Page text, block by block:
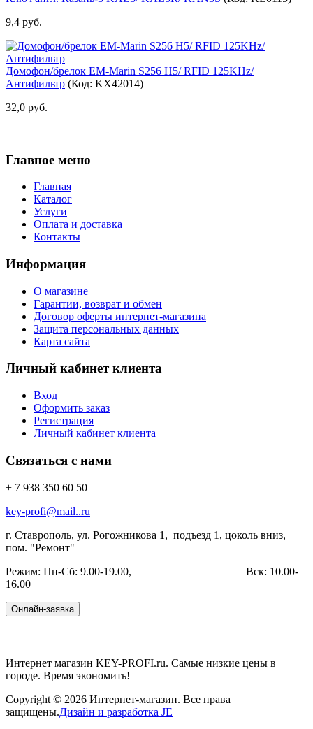
9,4 руб.
Домофон/брелок EM-Marin S256 H5/ RFID 125KHz/
Антифильтр (Код: KX42014)
32,0 руб.
Главное меню
Главная
Каталог
Услуги
Оплата и доставка
Контакты
Информация
О магазине
Гарантии, возврат и обмен
Договор оферты интернет-магазина
Защита персональных данных
Карта сайта
Личный кабинет клиента
Вход
Оформить заказ
Регистрация
Личный кабинет клиента
Связаться с нами
+ 7 938 350 60 50
key-profi@mail..ru
г. Ставрополь, ул. Рогожникова 1, подъезд 1, цоколь вниз,
пом. "Ремонт"
Режим: Пн-Сб: 9.00-19.00, Вск: 10.00-
16.00
Интернет магазин KEY-PROFI.ru. Самые низкие цены в
городе. Время экономить!
Copyright © 2026 Интернет-магазин. Все права
защищены.Дизайн и разработка JE